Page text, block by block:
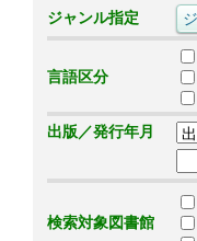
ジャンル指定
言語区分
出版／発行年月
検索対象図書館